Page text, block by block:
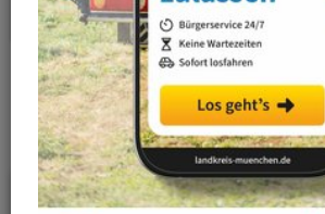
News-Liste
News-Detail
Jahresauswahl
2026